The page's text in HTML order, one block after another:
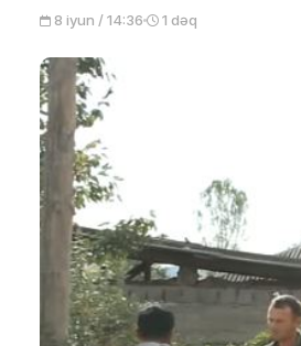
8 iyun / 14:36 1 dəq